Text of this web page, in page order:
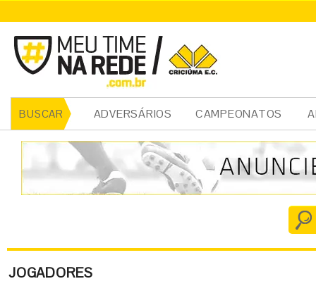
BUSCAR ADVERSÁRIOS CAMPEONATOS
JOGADORES